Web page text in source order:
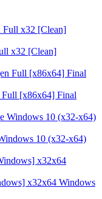
x32 [Clean]
[x86x64] Final
10 (x32-x64)
x32x64 Windows